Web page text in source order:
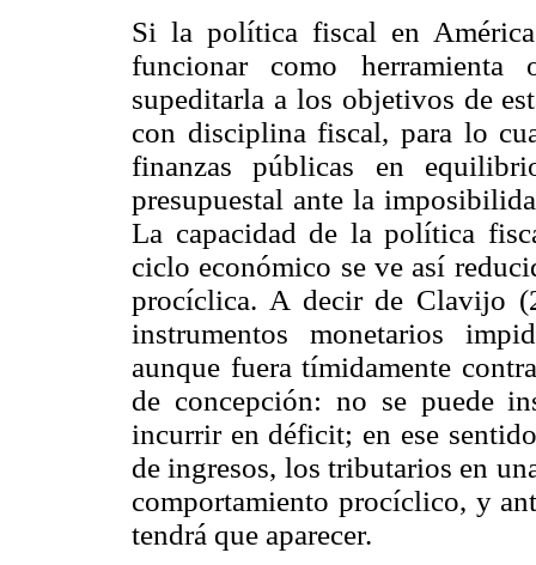
Si la política fiscal en
funcionar como
supeditarla a los objetivos de
con disciplina fiscal, para lo
finanzas públicas en
presupuestal ante la
La capacidad de la política
ciclo económico se ve así
procíclica. A decir de Clavijo
instrumentos monetarios
aunque fuera tímidamente
de concepción: no se puede
incurrir en déficit; en ese
de ingresos, los tributarios en
comportamiento procíclico, y
tendrá que aparecer.